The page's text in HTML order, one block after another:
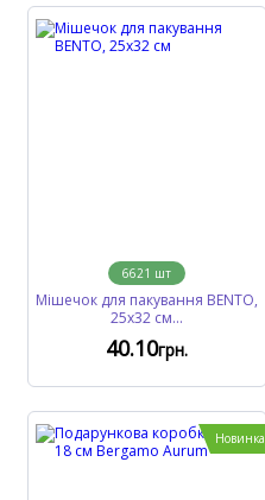
6621 шт
Мішечок для пакування BENTO,
25х32 см...
40.10грн.
Новинка